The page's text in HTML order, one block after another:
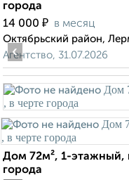
города
14 000 ₽ в месяц
Октябрьский район,
Агентство, 31.07.2026
‹
Дом 72м², 1-этажный,
города